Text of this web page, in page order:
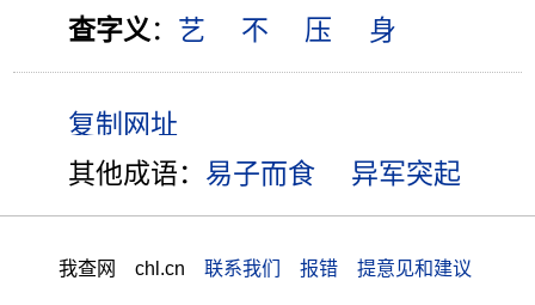
查字义 ： 艺 不 压 身
其他成语： 易子而食 异军突起
我查网 chl.cn 联系我们 报错 提意见和建议